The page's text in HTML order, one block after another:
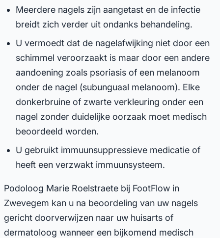
Meerdere nagels zijn aangetast en de infectie
breidt zich verder uit ondanks behandeling.
U vermoedt dat de nagelafwijking niet door een
schimmel veroorzaakt is maar door een andere
aandoening zoals psoriasis of een melanoom
onder de nagel (subunguaal melanoom). Elke
donkerbruine of zwarte verkleuring onder een
nagel zonder duidelijke oorzaak moet medisch
beoordeeld worden.
U gebruikt immuunsuppressieve medicatie of
heeft een verzwakt immuunsysteem.
Podoloog Marie Roelstraete bij FootFlow in
Zwevegem kan u na beoordeling van uw nagels
gericht doorverwijzen naar uw huisarts of
dermatoloog wanneer een bijkomend medisch